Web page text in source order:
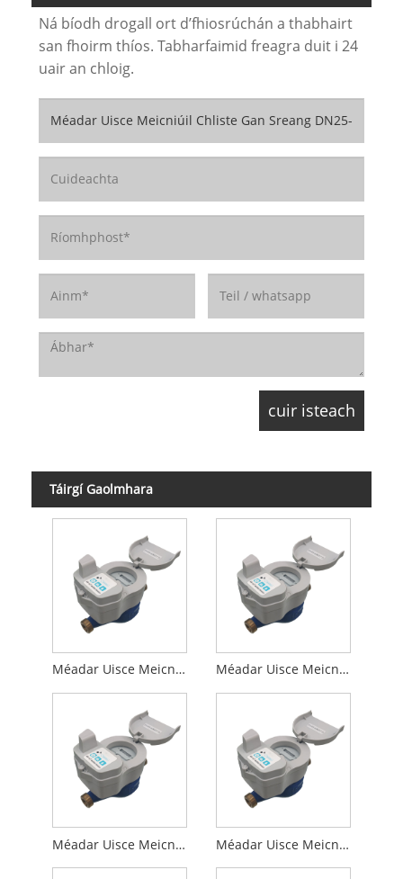
Ná bíodh drogall ort d’fhiosrúchán a thabhairt
san fhoirm thíos. Tabharfaimid freagra duit i 24
uair an chloig.
Táirgí Gaolmhara
Méadar Uisce Meicniúil Chliste Gan Sreang DN15-NB-IoT Méadar Uisce Meicniúil Chliste Gan Sreang DN20-NB-IoT
Méadar Uisce Meicniúil Chliste Gan Sreang DN32-NB-IoT Méadar Uisce Meicniúil Chliste Gan Sreang DN40-NB-IoT